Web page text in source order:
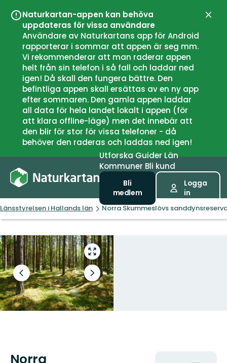
Naturkartan-appen kan behöva
uppdateras för vissa användare
Användare av Naturkartans app för Android
rapporterar i sommar att appen är seg mm.
Vi rekommenderar att man raderar appen
helt från sin telefon i så fall och laddar ned
igen! Då skall den fungera bättre. Den
befintliga appen skall ersättas av en ny app
efter sommaren. Den gamla appen laddar
all data för hela landet lokalt i appen (för
att klara offline-läge) men det innebär att
den blir för stor för vissa telefoner - då
behöver den raderas och laddas ned igen!
UtforskaGuiderLän
Kommuner Bli kund
Bli
medlem
Logga
in
Länsstyrelsen i Hallands län Norra Skummeslövs
Gå
till
helskärmsläge
Föregående
bild
Nästa
bildspel
Norra